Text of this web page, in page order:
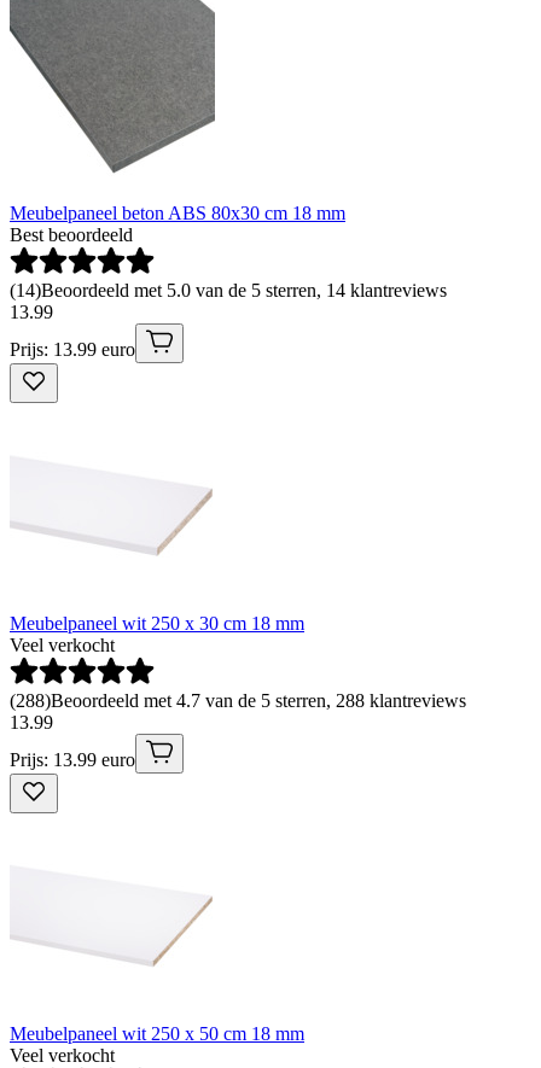
Meubelpaneel beton ABS 80x30 cm 18 mm
Best beoordeeld
(14)Beoordeeld met 5.0 van de 5 sterren, 14 klantreviews
13.99
Prijs: 13.99 euro
Meubelpaneel wit 250 x 30 cm 18 mm
Veel verkocht
(288)Beoordeeld met 4.7 van de 5 sterren, 288 klantreviews
13.99
Prijs: 13.99 euro
Meubelpaneel wit 250 x 50 cm 18 mm
Veel verkocht